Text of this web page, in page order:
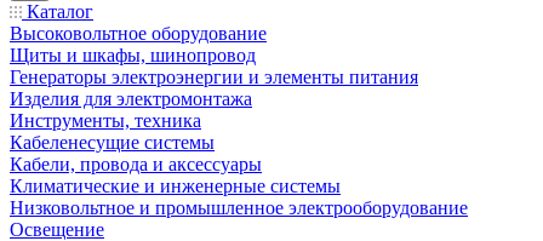
Каталог
Высоковольтное оборудование
Щиты и шкафы, шинопровод
Генераторы электроэнергии и элементы питания
Изделия для электромонтажа
Инструменты, техника
Кабеленесущие системы
Кабели, провода и аксессуары
Климатические и инженерные системы
Низковольтное и промышленное электрооборудование
Освещение